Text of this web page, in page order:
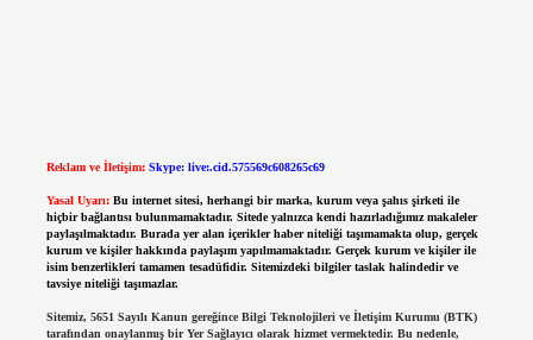
Reklam ve İletişim: Skype: live:.cid.575569c608265c69
Yasal Uyarı: Bu internet sitesi, herhangi bir marka, kurum veya şahıs şirketi ile
hiçbir bağlantısı bulunmamaktadır. Sitede yalnızca kendi hazırladığımız makaleler
paylaşılmaktadır. Burada yer alan içerikler haber niteliği taşımamakta olup, gerçek
kurum ve kişiler hakkında paylaşım yapılmamaktadır. Gerçek kurum ve kişiler ile
isim benzerlikleri tamamen tesadüfidir. Sitemizdeki bilgiler taslak halindedir ve
tavsiye niteliği taşımazlar.
Sitemiz, 5651 Sayılı Kanun gereğince Bilgi Teknolojileri ve İletişim Kurumu (BTK)
tarafından onaylanmış bir Yer Sağlayıcı olarak hizmet vermektedir. Bu nedenle,